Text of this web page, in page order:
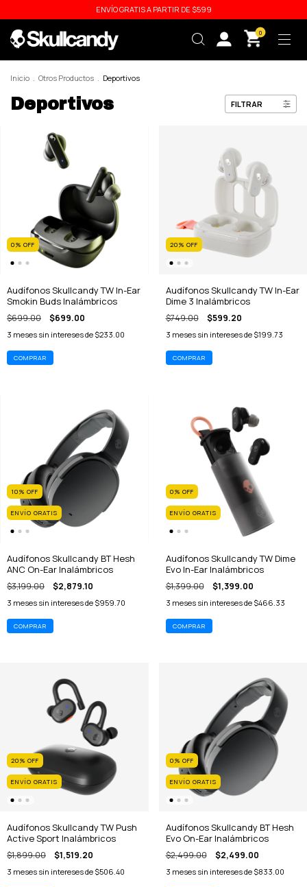
ENVÍO GRATIS A PARTIR DE $599
0
Inicio . Otros Productos . Deportivos
Deportivos FILTRAR
0% OFF
Audífonos Skullcandy TW In-Ear
Smokin Buds Inalámbricos
$699.00 $699.00
3 meses sin intereses de $233.00
20% OFF
Audífonos Skullcandy TW In-Ear
Dime 3 Inalámbricos
$749.00 $599.20
3 meses sin intereses de $199.73
10% OFF
ENVÍO GRATIS
Audífonos Skullcandy BT Hesh
ANC On-Ear Inalámbricos
$3,199.00 $2,879.10
3 meses sin intereses de $959.70
0% OFF
ENVÍO GRATIS
Audífonos Skullcandy TW Dime
Evo In-Ear Inalámbricos
$1,399.00 $1,399.00
3 meses sin intereses de $466.33
20% OFF
ENVÍO GRATIS
Audífonos Skullcandy TW Push
Active Sport Inalámbricos
$1,899.00 $1,519.20
3 meses sin intereses de $506.40
0% OFF
ENVÍO GRATIS
Audífonos Skullcandy BT Hesh
Evo On-Ear Inalámbricos
$2,499.00 $2,499.00
3 meses sin intereses de $833.00